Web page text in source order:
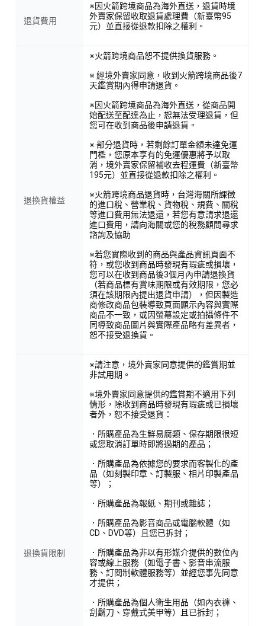
退貨費用
※因火箭跨境商品為海外直送，退貨時境
外賣家保留收取退貨處理費（新臺幣95
元）並直接從退款扣除之權利。
退換貨權益
※火箭跨境商品恕不提供換貨服務。
※ 經境外賣家同意，收到火箭跨境商品後7
天鑑賞期內得申請退貨。
※因火箭跨境商品為海外直送，從商品開
始配送至配達為止，恕無法受理退貨，但
您可在收到商品後申請退貨。
※ 部分退貨時，若剩餘訂單金額未達免運
門檻，您原本享有的免運優惠將予以取
消，境外賣家保留補收去程運費（新臺幣
195元）並直接從退款扣除之權利。
※火箭跨境商品退貨時，台灣海關所課徵
的進口稅、營業稅、貨物稅、規費、關稅
等進口費用無法退還，若您有意請求退還
進口費用，請向海關或您的稅務顧問尋求
諮詢及協助
※若您實際收到的商品與產品資訊頁面不
符，或您收到商品時發現有瑕疵或損壞，
您可以在收到商品後3個月內申請退換貨
（若商品標有賞味期限或有效期限，您必
須在該期限內提出退貨申請），但因製造
商修改商品包裝導致頁面顯示內容與實際
商品不一致，或因螢幕設定或拍攝條件不
同導致商品圖片與實際產品略有差異者，
恕不接受退換貨。
退換貨限制
※請注意，境外賣家同意提供的鑑賞期並
非試用期。
※境外賣家同意提供的鑑賞期不適用下列
情形，除收到商品時發現有瑕疵或已損壞
者外，恕不接受退貨：
．所購產品為生鮮易腐類、保存期限很短
或您取消訂單時即將過期的產品；
．所購產品為依據您的要求而客製化的產
品（如刻製印章、訂製服、相片印製產品
等）；
．所購產品為報紙、期刊或雜誌；
．所購產品為影音商品或電腦軟體（如
CD、DVD等）且您已拆封；
．所購產品為非以有形媒介提供的數位內
容或線上服務（如電子書、影音串流服
務、訂閱制軟體服務等）並經您事先同意
才提供；
．所購產品為個人衛生用品（如內衣褲、
刮鬍刀、穿戴式美甲等）且已拆封；